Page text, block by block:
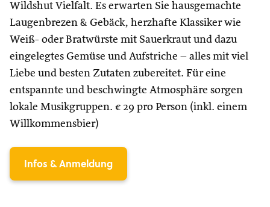
Wildshut Vielfalt. Es erwarten Sie hausgemachte
Laugenbrezen & Gebäck, herzhafte Klassiker wie
Weiß- oder Bratwürste mit Sauerkraut und dazu
eingelegtes Gemüse und Aufstriche – alles mit viel
Liebe und besten Zutaten zubereitet. Für eine
entspannte und beschwingte Atmosphäre sorgen
lokale Musikgruppen. € 29 pro Person (inkl. einem
Willkommensbier)
Infos & Anmeldung